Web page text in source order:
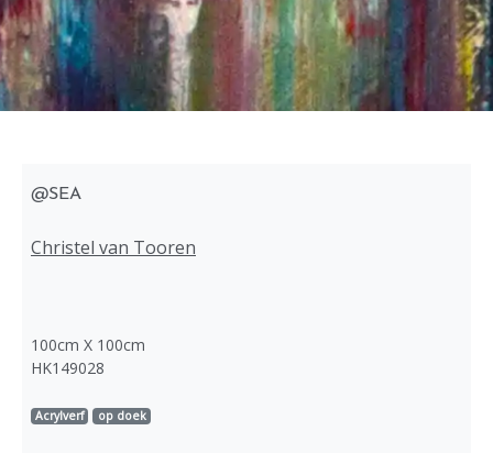
@SEA
Christel van Tooren
100cm X 100cm
HK149028
Acrylverf op doek